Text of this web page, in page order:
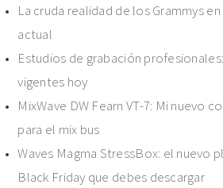
La cruda realidad de los Grammys
actual
Estudios de grabación
vigentes hoy
MixWave DW Fearn VT-7: Mi nuevo
para el mix bus
Waves Magma StressBox: el nuevo
Black Friday que debes descargar